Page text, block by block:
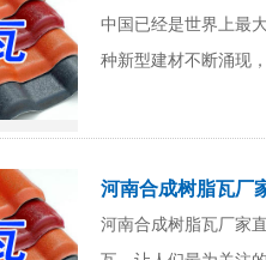
中国已经是世界上最
种新型建材不断涌现
河南合成树脂瓦厂
河南合成树脂瓦厂家